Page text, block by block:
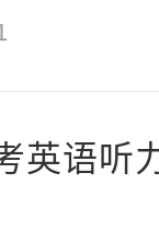
英语听